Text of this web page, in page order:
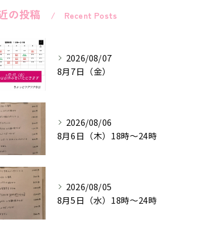
の投稿 Recent Posts
2026/08/07
8月7日（金）
2026/08/06
8月6日（木）18時〜24時
2026/08/05
8月5日（水）18時〜24時